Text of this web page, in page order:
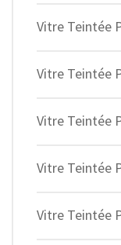
Vitre Teintée
Vitre Teintée
Vitre Teintée
Vitre Teintée
Vitre Teintée